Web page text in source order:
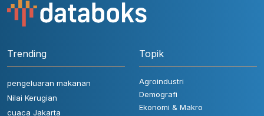
Trending
pengeluaran makanan
Nilai Kerugian
cuaca Jakarta
Topik
Agroindustri
Demografi
Ekonomi & Makro